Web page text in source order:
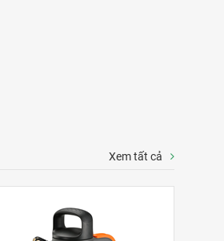
Xem tất cả